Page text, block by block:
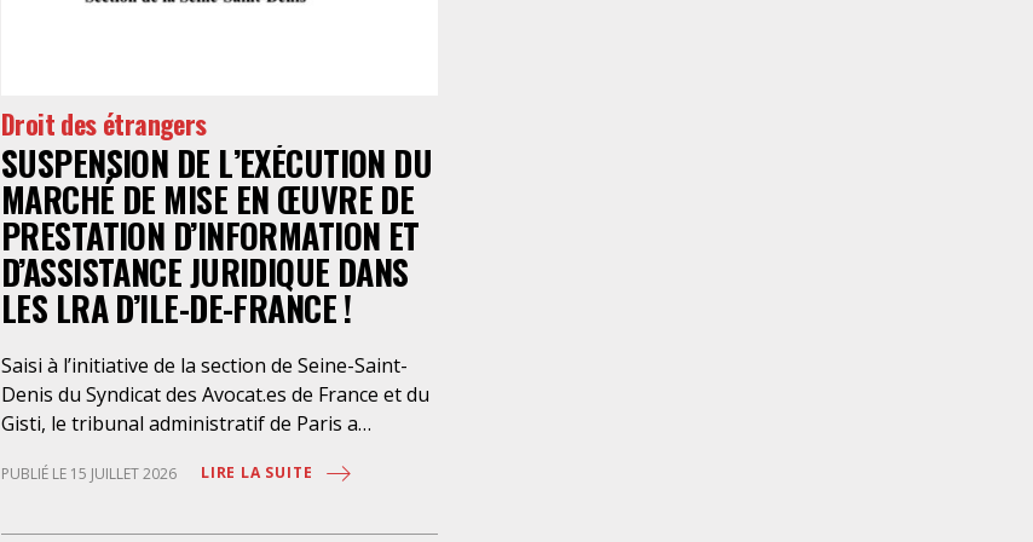
Droit des étrangers
SUSPENSION DE L’EXÉCUTION DU
MARCHÉ DE MISE EN ŒUVRE DE
PRESTATION D’INFORMATION ET
D’ASSISTANCE JURIDIQUE DANS
LES LRA D’ILE-DE-FRANCE !
Saisi à l’initiative de la section de Seine-Saint-
Denis du Syndicat des Avocat.es de France et du
Gisti, le tribunal administratif de Paris a
marché public visant à la « mise en œuvre de
PUBLIÉ LE 15 JUILLET 2026 LIRE LA SUITE